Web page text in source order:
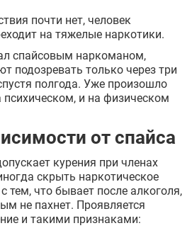
почти нет, человек
на тяжелые наркотики.
спайсовым наркоманом,
подозревать только через три
полгода. Уже произошло
психическом, и на физическом
от спайса
курения при членах
скрыть наркотическое
тем, что бывает после алкоголя,
не пахнет. Проявляется
и такими признаками: